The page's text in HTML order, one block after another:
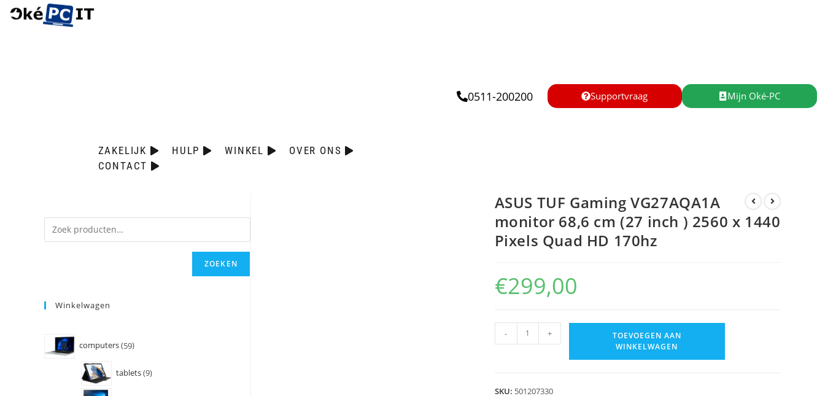
ZAKELIJK HULP WINKEL
OVER ONS
CONTACT
0511-200200 Supportvraag Mijn Oké-PC
ASUS TUF Gaming VG27AQA1A
monitor 68,6 cm (27 inch ) 2560 x 1440
Pixels Quad HD 170hz
€299,00
- +
TOEVOEGEN AAN
WINKELWAGEN
SKU: 501207330
ZOEKEN
Winkelwagen
computers 59
tablets 9